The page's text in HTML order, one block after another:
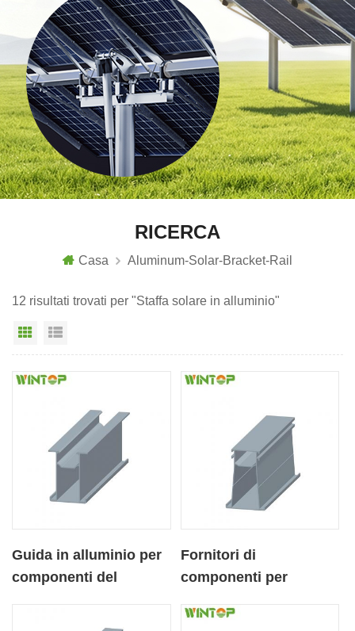
RICERCA
Casa Aluminum-Solar-Bracket-Rail
12 risultati trovati per "Staffa solare in alluminio"
Vista a griglia
Guida in alluminio per
componenti del
Fornitori di
componenti per
alluminio